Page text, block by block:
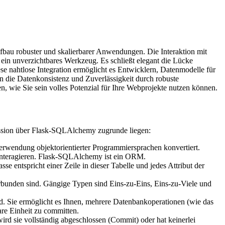
robuster und skalierbarer Anwendungen. Die Interaktion mit
unverzichtbares Werkzeug. Es schließt elegant die Lücke
nahtlose Integration ermöglicht es Entwicklern, Datenmodelle für
Datenkonsistenz und Zuverlässigkeit durch robuste
wie Sie sein volles Potenzial für Ihre Webprojekte nutzen können.
über Flask-SQLAlchemy zugrunde liegen:
objektorientierter Programmiersprachen konvertiert.
Flask-SQLAlchemy ist ein ORM.
entspricht einer Zeile in dieser Tabelle und jedes Attribut der
sind. Gängige Typen sind Eins-zu-Eins, Eins-zu-Viele und
ermöglicht es Ihnen, mehrere Datenbankoperationen (wie das
Einheit zu committen.
sie vollständig abgeschlossen (Commit) oder hat keinerlei